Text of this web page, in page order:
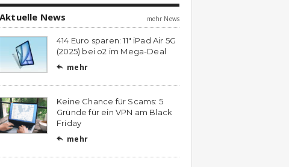
Aktuelle News mehr News
414 Euro sparen: 11″ iPad Air 5G
(2025) bei o2 im Mega-Deal
 mehr
Keine Chance für Scams: 5
Gründe für ein VPN am Black
Friday
 mehr